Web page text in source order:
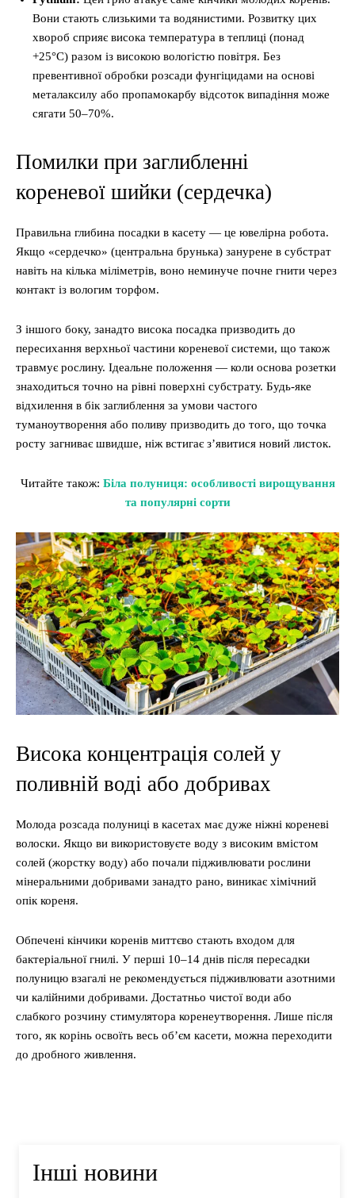
Вони стають слизькими та водянистими. Розвитку цих
хвороб сприяє висока температура в теплиці (понад
+25°C) разом із високою вологістю повітря. Без
превентивної обробки розсади фунгіцидами на основі
металаксилу або пропамокарбу відсоток випадіння може
сягати 50–70%.
Помилки при заглибленні
кореневої шийки (сердечка)
Правильна глибина посадки в касету — це ювелірна робота.
Якщо «сердечко» (центральна брунька) занурене в субстрат
навіть на кілька міліметрів, воно неминуче почне гнити через
контакт із вологим торфом.
З іншого боку, занадто висока посадка призводить до
пересихання верхньої частини кореневої системи, що також
травмує рослину. Ідеальне положення — коли основа розетки
знаходиться точно на рівні поверхні субстрату. Будь-яке
відхилення в бік заглиблення за умови частого
туманоутворення або поливу призводить до того, що точка
росту загниває швидше, ніж встигає з’явитися новий листок.
Читайте також: Біла полуниця: особливості вирощування
та популярні сорти
Висока концентрація солей у
поливній воді або добривах
Молода розсада полуниці в касетах має дуже ніжні кореневі
волоски. Якщо ви використовуєте воду з високим вмістом
солей (жорстку воду) або почали підживлювати рослини
мінеральними добривами занадто рано, виникає хімічний
опік кореня.
Обпечені кінчики коренів миттєво стають входом для
бактеріальної гнилі. У перші 10–14 днів після пересадки
полуницю взагалі не рекомендується підживлювати азотними
чи калійними добривами. Достатньо чистої води або
слабкого розчину стимулятора коренеутворення. Лише після
того, як корінь освоїть весь об’єм касети, можна переходити
до дробного живлення.
Інші новини